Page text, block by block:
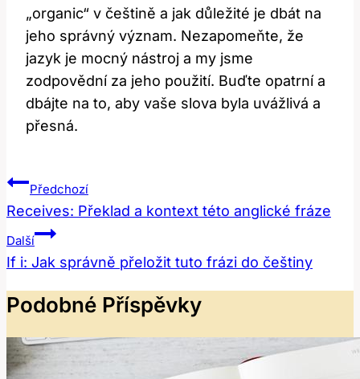
„organic“ v češtině a jak důležité je dbát na
jeho správný význam. Nezapomeňte, že
jazyk je mocný nástroj a my jsme
zodpovědní za jeho použití. Buďte opatrní a
dbájte na to, aby vaše slova byla uvážlivá a
přesná.
Navigace
Pro
Příspěvek
Předchozí
Receives: Překlad a kontext této anglické fráze
Další
If i: Jak správně přeložit tuto frázi do češtiny
Podobné Příspěvky